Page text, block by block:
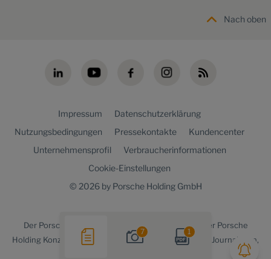
7 1
Nach oben
Impressum
Datenschutzerklärung
Nutzungsbedingungen
Pressekontakte
Kundencenter
Unternehmensprofil
Verbraucherinformationen
Cookie-Einstellungen
© 2026 by Porsche Holding GmbH
Der Porsche Holding newsroomist ein Angebot der Porsche
Holding Konzernkommunikation für Medienvertreter, Journalisten,